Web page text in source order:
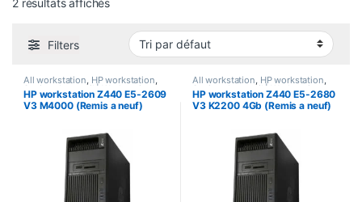
2 résultats affichés
Filters
All workstation HP workstation
Station de travail | Workstation
HP workstation Z440 E5-2609
V3 M4000 (Remis a neuf)
All workstation HP workstation
Station de travail | Workstation
HP workstation Z440 E5-2680
V3 K2200 4Gb (Remis a neuf)